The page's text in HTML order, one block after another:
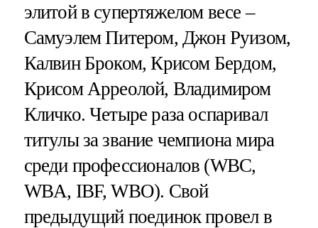
элитой в супертяжелом весе –
Самуэлем Питером, Джон Руизом,
Калвин Броком, Крисом Бердом,
Крисом Арреолой, Владимиром
Кличко. Четыре раза оспаривал
титулы за звание чемпиона мира
среди профессионалов (WBC,
WBA, IBF, WBO). Свой
предыдущий поединок провел в